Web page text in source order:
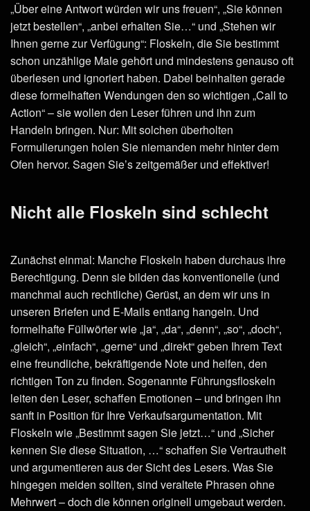
„Über eine Antwort würden wir uns freuen“, „Sie können
jetzt bestellen“, „anbei erhalten Sie…“ und „Stehen wir
Ihnen gerne zur Verfügung“: Floskeln, die Sie bestimmt
schon unzählige Male gehört und mindestens genauso oft
überlesen und ignoriert haben. Dabei beinhalten gerade
diese formelhaften Wendungen den so wichtigen „Call to
Action“ – sie wollen den Leser führen und ihn zum
Handeln bringen. Nur: Mit solchen überholten
Formulierungen holen Sie niemanden mehr hinter dem
Ofen hervor. Sagen Sie’s zeitgemäßer und effektiver!
Nicht alle Floskeln sind schlecht
Zunächst einmal: Manche Floskeln haben durchaus ihre
Berechtigung. Denn sie bilden das konventionelle (und
manchmal auch rechtliche) Gerüst, an dem wir uns in
unseren Briefen und E-Mails entlang hangeln. Und
formelhafte Füllwörter wie „ja“, „da“, „denn“, „so“, „doch“,
„gleich“, „einfach“, „gerne“ und „direkt“ geben Ihrem Text
eine freundliche, bekräftigende Note und helfen, den
richtigen Ton zu finden. Sogenannte Führungsfloskeln
leiten den Leser, schaffen Emotionen – und bringen ihn
sanft in Position für Ihre Verkaufsargumentation. Mit
Floskeln wie „Bestimmt sagen Sie jetzt…“ und „Sicher
kennen Sie diese Situation, …“ schaffen Sie Vertrautheit
und argumentieren aus der Sicht des Lesers. Was Sie
hingegen meiden sollten, sind veraltete Phrasen ohne
Mehrwert – doch die können originell umgebaut werden.